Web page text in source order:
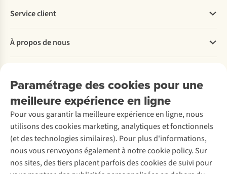
Paramétrage des cookies pour une
meilleure expérience en ligne
Pour vous garantir la meilleure expérience en ligne, nous
utilisons des cookies marketing, analytiques et fonctionnels
(et des technologies similaires). Pour plus d'informations,
nous vous renvoyons également à notre cookie policy. Sur
nos sites, des tiers placent parfois des cookies de suivi pour
Service client
Commander
Payer
Retourner
Rétractation d'une commande
Entretien & réparations
Garantie
Contactez-nous
À propos de nous
Entreprise responsable
À propos d’Ayacucho
Nos magasins
À propos d’A.S.Adventure
Déclaration d'accessibilité
Location / Location sports d’hiver
Seconde-main
Entretien de ski
Service de lavage
Entretien de chaussures
Réparation de chaussures
Réparation de vêtements
Découvrez
A.S.Magazine
Explore Camp
Expertise & conseils
Abonnez-vous à la newsletter